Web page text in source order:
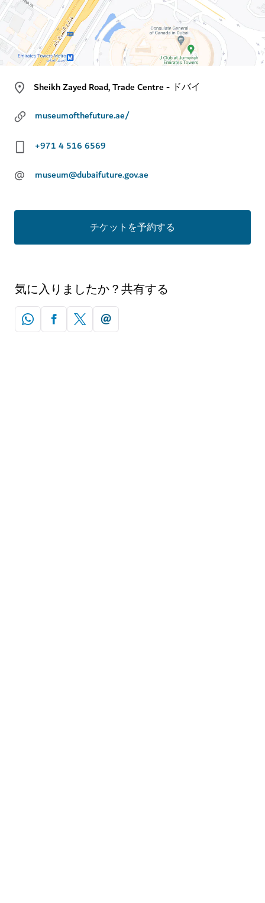
Sheikh Zayed Road, Trade Centre - ドバイ
museumofthefuture.ae/
+971 4 516 6569
@ museum@dubaifuture.gov.ae
チケットを予約する
気に入りましたか？共有する